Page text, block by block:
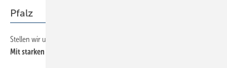
Pfalz
Stellen wir uns dem Markt
Mit starken Partnern den Wandel meistern